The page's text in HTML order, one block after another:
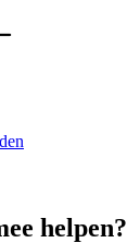
helpen?